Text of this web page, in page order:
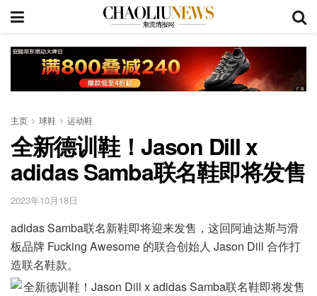
主页 球鞋 运动鞋
全新德训鞋！Jason Dill x
adidas Samba联名鞋即将发售
2023年10月18日
adidas Samba联名新鞋即将迎来发售，这回阿迪达斯与滑
板品牌 Fucking Awesome 的联合创始人 Jason Dill 合作打
造联名鞋款。